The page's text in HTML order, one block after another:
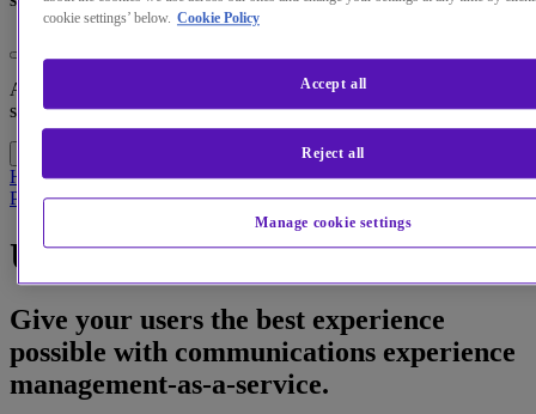
Ahora puede dirigirse a una versión de nuestra web en el idioma de
su elección.
Continuar a la web
Home Soluciones Productos Supervisión de One Cloud
Producto
UC experience management
Give your users the best experience
possible with communications experience
management-as-a-service.
cookie settings’ below. Cookie Policy
Manage cookie settings
Reject all
Accept all